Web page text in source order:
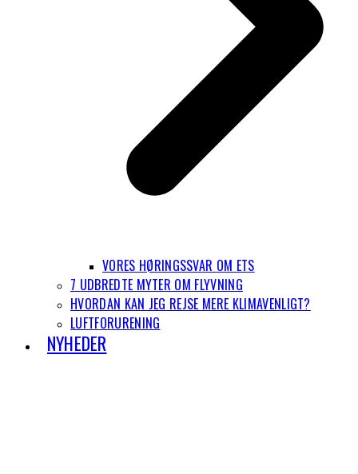
VORES HØRINGSSVAR OM ETS
7 UDBREDTE MYTER OM FLYVNING
HVORDAN KAN JEG REJSE MERE KLIMAVENLIGT?
LUFTFORURENING
NYHEDER